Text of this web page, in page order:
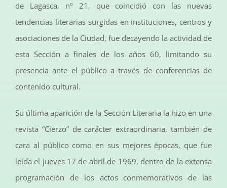
de Lagasca, nº 21, que coincidió con las nuevas
tendencias literarias surgidas en instituciones, centros y
asociaciones de la Ciudad, fue decayendo la actividad de
esta Sección a finales de los años 60, limitando su
presencia ante el público a través de conferencias de
contenido cultural.
Su última aparición de la Sección Literaria la hizo en una
revista “Cierzo” de carácter extraordinaria, también de
cara al público como en sus mejores épocas, que fue
leída el jueves 17 de abril de 1969, dentro de la extensa
programación de los actos conmemorativos de las